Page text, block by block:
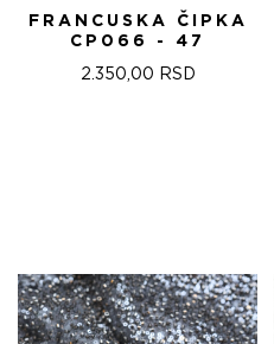
FRANCUSKA ČIPKA
CP066 - 47
2.350,00 RSD